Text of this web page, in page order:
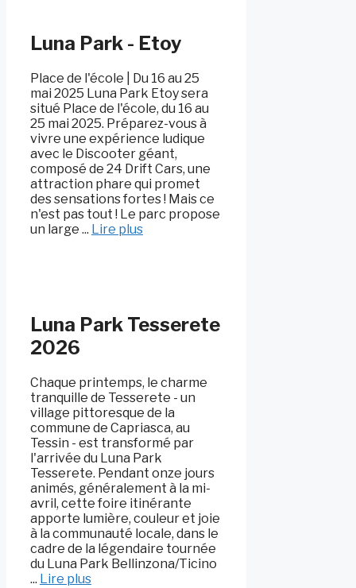
Luna Park - Etoy
Place de l'école | Du 16 au 25
mai 2025 Luna Park Etoy sera
situé Place de l'école, du 16 au
25 mai 2025. Préparez-vous à
vivre une expérience ludique
avec le Discooter géant,
composé de 24 Drift Cars, une
attraction phare qui promet
des sensations fortes ! Mais ce
n'est pas tout ! Le parc propose
un large ... Lire plus
Luna Park Tesserete
2026
Chaque printemps, le charme
tranquille de Tesserete - un
village pittoresque de la
commune de Capriasca, au
Tessin - est transformé par
l'arrivée du Luna Park
Tesserete. Pendant onze jours
animés, généralement à la mi-
avril, cette foire itinérante
apporte lumière, couleur et joie
à la communauté locale, dans le
cadre de la légendaire tournée
du Luna Park Bellinzona/Ticino
... Lire plus